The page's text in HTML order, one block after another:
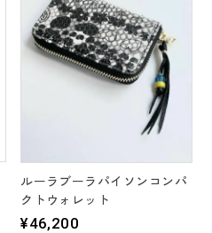
ルーラブーラパイソンコンパ
クトウォレット
¥46,200